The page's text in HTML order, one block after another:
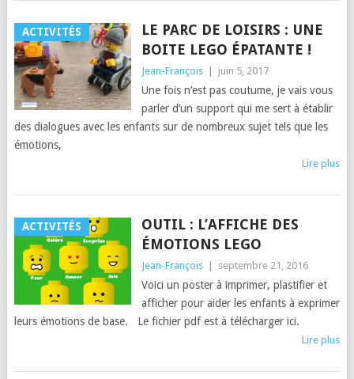
ACTIVITÉS
LE PARC DE LOISIRS : UNE
BOITE LEGO ÉPATANTE !
Jean-François juin 5, 2017
Une fois n’est pas coutume, je vais vous
parler d’un support qui me sert à établir
des dialogues avec les enfants sur de nombreux sujet tels que les
émotions,
Lire plus
ACTIVITÉS
OUTIL : L’AFFICHE DES
ÉMOTIONS LEGO
Jean-François septembre 21, 2016
Voici un poster à imprimer, plastifier et
afficher pour aider les enfants à exprimer
leurs émotions de base. Le fichier pdf est à télécharger ici.
Lire plus